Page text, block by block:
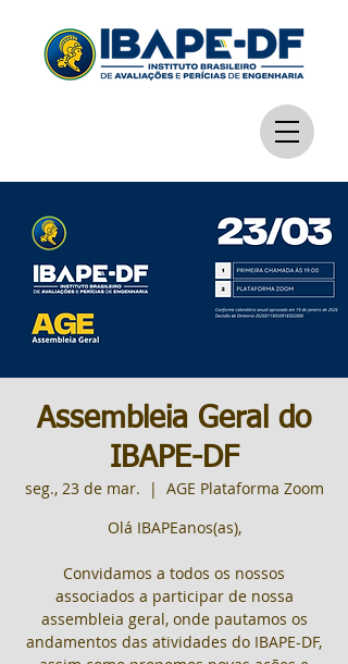
Assembleia Geral do
IBAPE-DF
seg., 23 de mar.
  |
AGE Plataforma Zoom
Olá IBAPEanos(as),
Convidamos a todos os nossos
associados a participar de nossa
assembleia geral, onde pautamos os
andamentos das atividades do IBAPE-DF,